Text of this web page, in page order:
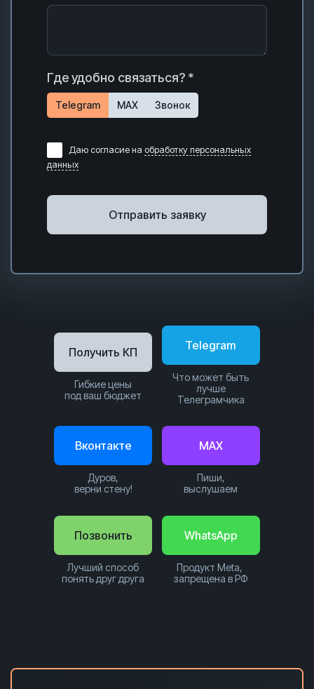
Где удобно связаться? *
Telegram MAX Звонок
Даю согласие на обработку персональных
данных
Отправить заявку
Позвонить
Лучший способ
понять друг друга
WhatsApp
Продукт Meta,
запрещена в РФ
Telegram
Что может быть
лучше
Телеграмчика
Вконтакте
Дуров,
верни стену!
Получить КП
Гибкие цены
под ваш бюджет
MAX
Пиши,
выслушаем